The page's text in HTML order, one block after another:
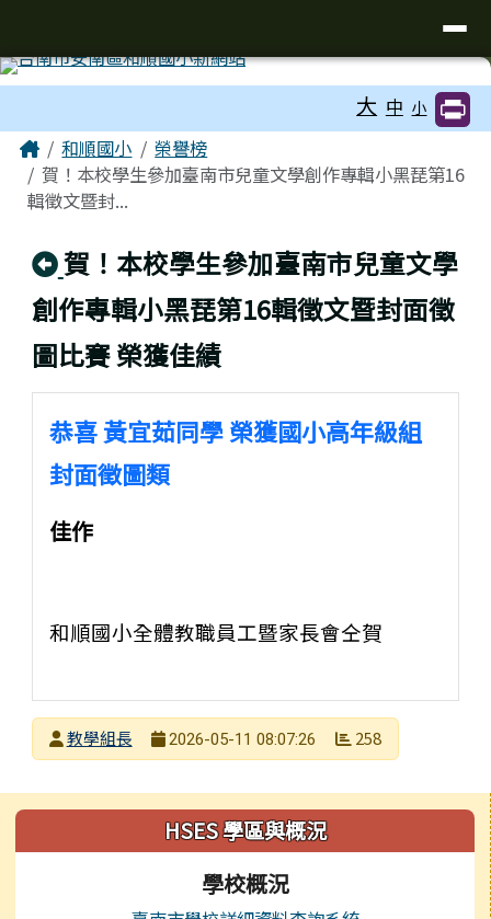
大 中 小
主內容區域
Home和順國小
榮譽榜
賀！本校學生參加臺南市兒童文學創作專輯小黑琵第16
輯徵文暨封...
回上頁
賀！本校學生參加臺南市兒童文學
創作專輯小黑琵第16輯徵文暨封面徵
圖比賽 榮獲佳績
恭喜 黃宜茹同學 榮獲國小高年級組
封面徵圖類
佳作
和順國小全體教職員工暨家長會仝賀
發布者
教學組長
2026-05-11 08:07:26 258
左邊區域內容HSES 學區與概況
學校概況
頁尾區域